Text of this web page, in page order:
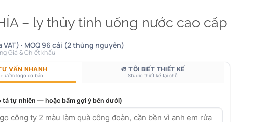
– ly thủy tinh uống nước cao cấp
VAT) · MOQ 96 cái (2 thùng nguyên)
Giá & Chiết khấu
VẤN NHANH
ướm logo cơ bản
🎨 TÔI BIẾT THIẾT KẾ
Studio thiết kế tại chỗ
tả tự nhiên — hoặc bấm gợi ý bên dưới)